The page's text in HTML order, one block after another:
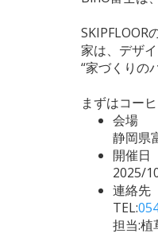
SKIPFLOOR
家は、デザ
“家づくりの
まずはコー
会場
静岡県
開催日
2025/
連絡先
TEL:
担当:植